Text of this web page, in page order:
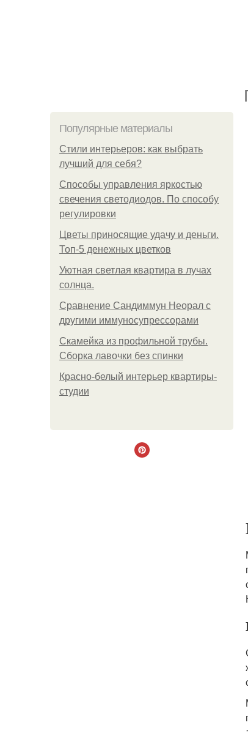
Популярные материалы
Стили интерьеров: как выбрать
лучший для себя?
Способы управления яркостью
свечения светодиодов. По способу
регулировки
Цветы приносящие удачу и деньги.
Топ-5 денежных цветков
Уютная светлая квартира в лучах
солнца.
Сравнение Сандиммун Неорал с
другими иммуносупрессорами
Скамейка из профильной трубы.
Сборка лавочки без спинки
Красно-белый интерьер квартиры-
студии